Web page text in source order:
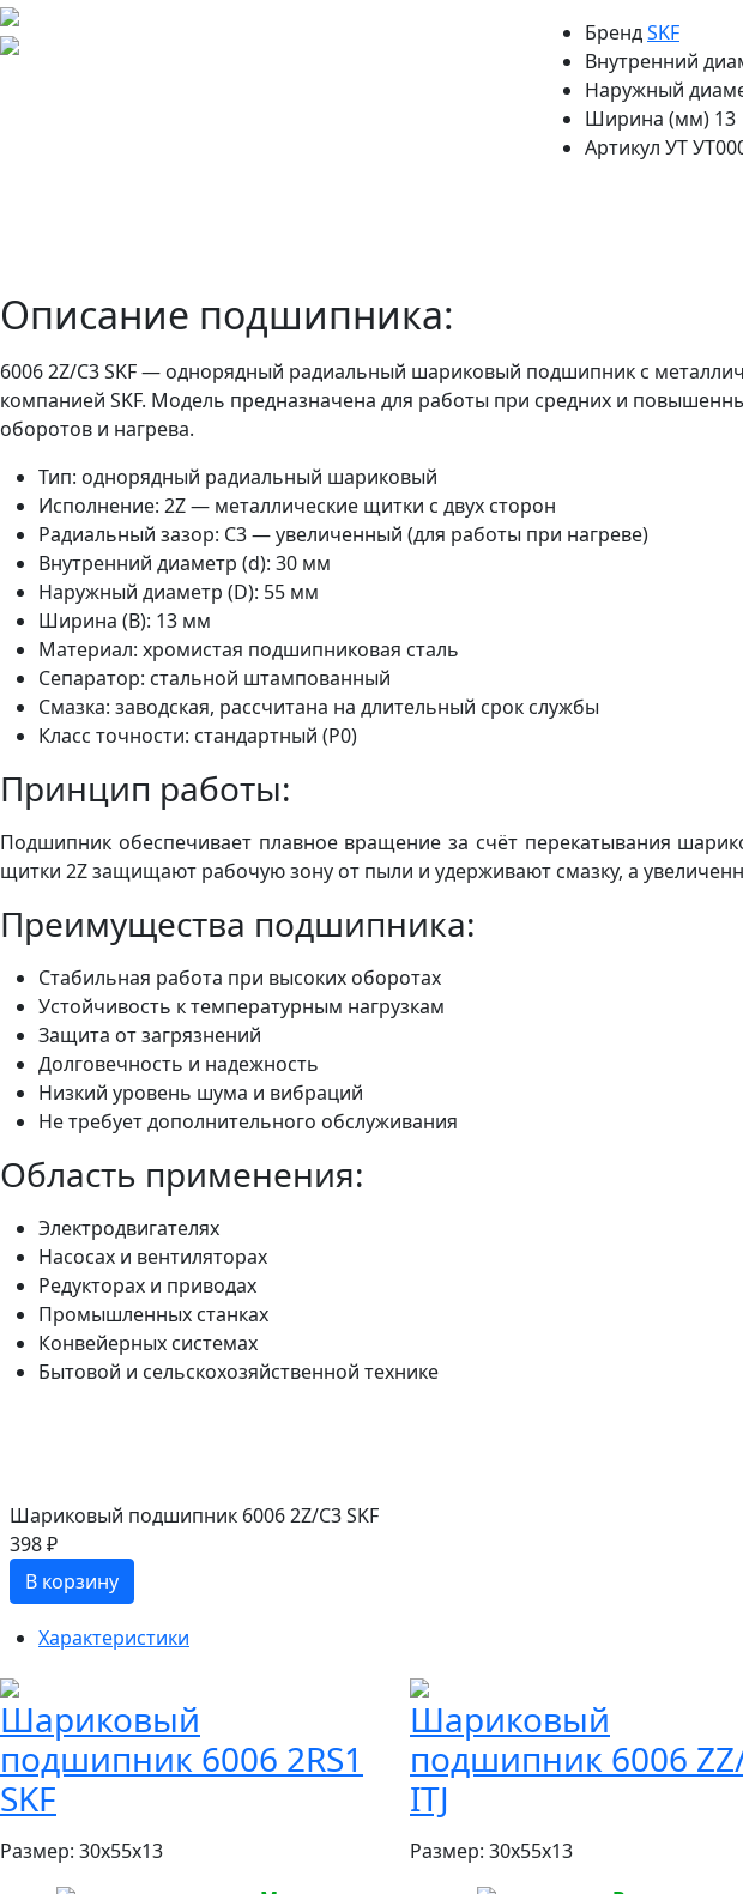
БрендSKF
Внутренний
Наружный
Ширина (мм) 13
Артикул УТ
Описание подшипника:
6006 2Z/C3 SKF — однорядный радиальный шариковый подшипник с
компанией SKF. Модель предназначена для работы при средних и
оборотов и нагрева.
Тип: однорядный радиальный шариковый
Исполнение: 2Z — металлические щитки с двух сторон
Радиальный зазор: C3 — увеличенный (для работы при нагреве)
Внутренний диаметр (d): 30 мм
Наружный диаметр (D): 55 мм
Ширина (B): 13 мм
Материал: хромистая подшипниковая сталь
Сепаратор: стальной штампованный
Смазка: заводская, рассчитана на длительный срок службы
Класс точности: стандартный (P0)
Принцип работы:
Подшипник обеспечивает плавное вращение за счёт перекатывания
щитки 2Z защищают рабочую зону от пыли и удерживают смазку, а
Преимущества подшипника:
Стабильная работа при высоких оборотах
Устойчивость к температурным нагрузкам
Защита от загрязнений
Долговечность и надежность
Низкий уровень шума и вибраций
Не требует дополнительного обслуживания
Область применения:
Электродвигателях
Насосах и вентиляторах
Редукторах и приводах
Промышленных станках
Конвейерных системах
Бытовой и сельскохозяйственной технике
Шариковый подшипник 6006 2Z/C3 SKF
398 ₽
В корзину
Характеристики
Шариковый
подшипник 6006 2RS1
SKF
Размер: 30x55x13
Шариковый
подшипник 6006
ITJ
Размер: 30x55x13